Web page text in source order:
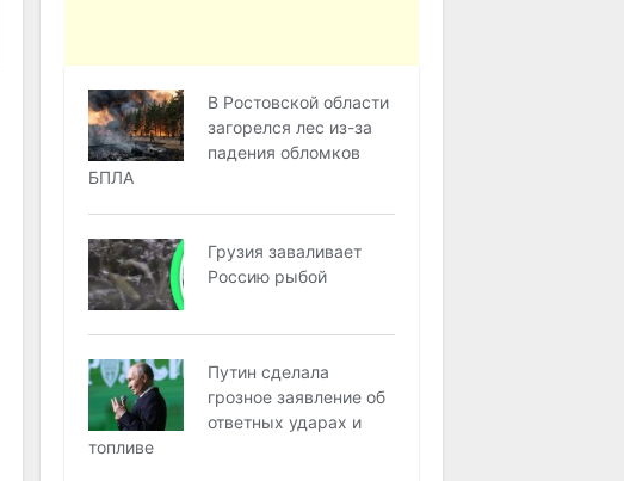
В Ростовской области
загорелся лес из-за
падения обломков
БПЛА
Грузия заваливает
Россию рыбой
Путин сделала
грозное заявление об
ответных ударах и
топливе